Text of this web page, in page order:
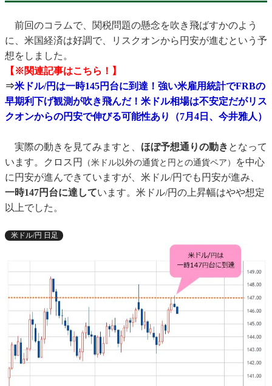
前回のコラムで、関税問題の懸念を吹き飛ばすかのよう
に、米国経済は好調で、リスクオンから円安が進むという予
想をしました。
【※関連記事はこちら！】
⇒米ドル/円は一時145円台に到達！強い米雇用統計でFRBの
早期利下げ観測が吹き飛んだ！米ドル相場は不安定だがリス
クオンからの円安で伸びる可能性あり（7月4日、今井雅人）
実際の動きを見てみますと、 ほぼ予想通りの動き となって
います。クロス円
（米ドル以外の通貨と円との通貨ペア）
を中心
に円安が進んできていますが、米ドル/円でも円安が進み、
一時147円台に達しています。米ドル/円の上昇幅はやや想定
以上でした。
米ドル/円 日足